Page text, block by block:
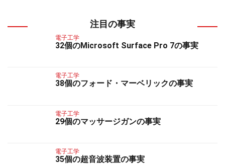
注目の事実
電子工学
32個のMicrosoft Surface Pro 7の事実
電子工学
38個のフォード・マーベリックの事実
電子工学
29個のマッサージガンの事実
電子工学
35個の超音波装置の事実